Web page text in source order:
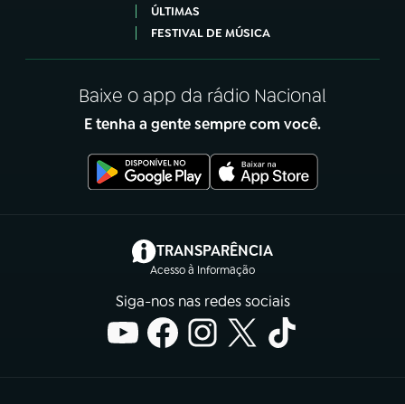
ÚLTIMAS
FESTIVAL DE MÚSICA
Baixe o app da rádio Nacional
E tenha a gente sempre com você.
TRANSPARÊNCIA
Acesso à Informação
(abre em nova aba)
Siga-nos nas redes sociais